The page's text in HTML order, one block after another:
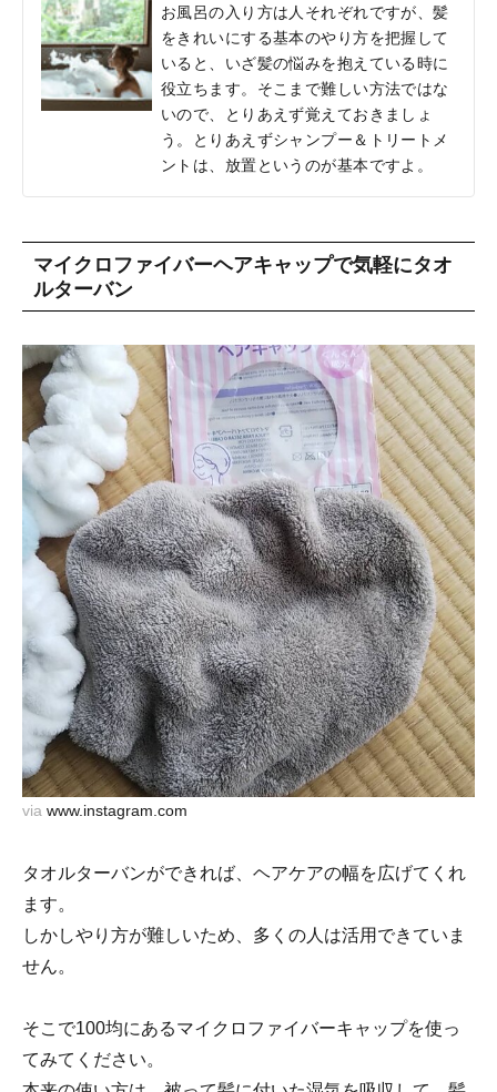
お風呂の入り方は人それぞれですが、髪
をきれいにする基本のやり方を把握して
いると、いざ髪の悩みを抱えている時に
役立ちます。そこまで難しい方法ではな
いので、とりあえず覚えておきましょ
う。とりあえずシャンプー＆トリートメ
ントは、放置というのが基本ですよ。
マイクロファイバーヘアキャップで気軽にタオ
ルターバン
via www.instagram.com
タオルターバンができれば、ヘアケアの幅を広げてくれ
ます。
しかしやり方が難しいため、多くの人は活用できていま
せん。
そこで100均にあるマイクロファイバーキャップを使っ
てみてください。